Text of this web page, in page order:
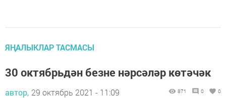
ЯҢАЛЫКЛАР ТАСМАСЫ
30 октябрьдән безне нәрсәләр көтәчәк
автор, 29 октябрь 2021 - 11:09 871 0 0